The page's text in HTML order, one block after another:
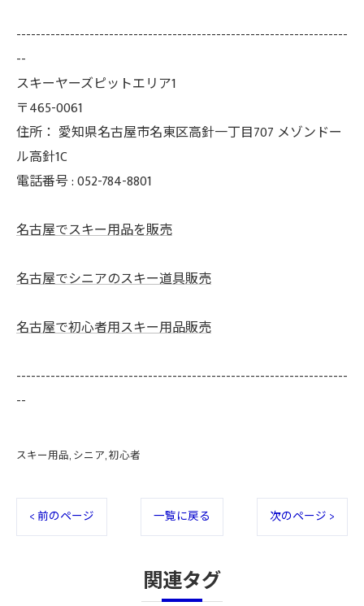
--------------------------------------------------------------------
--
スキーヤーズピットエリア1
〒465-0061
住所： 愛知県名古屋市名東区高針一丁目707 メゾンドー
ル高針1C
電話番号 :052-784-8801
名古屋でスキー用品を販売
名古屋でシニアのスキー道具販売
名古屋で初心者用スキー用品販売
--------------------------------------------------------------------
--
スキー用品 シニア 初心者
< 前のページ 一覧に戻る 次のページ >
関連タグ